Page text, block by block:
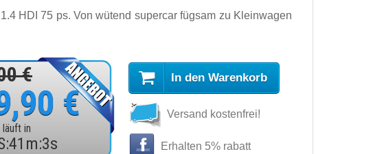
HDI 75 ps. Von wütend supercar fügsam zu Kleinwagen
€
€
in
:41 m:1s
In den Warenkorb
Versand kostenfrei!
Erhalten 5% rabatt